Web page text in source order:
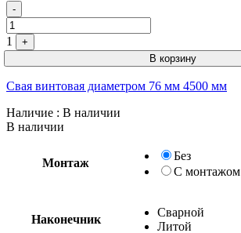
-
1
+
В корзину
Свая винтовая диаметром 76 мм 4500 мм
Наличие : В наличии
В наличии
Монтаж
Без
С монтажом
Наконечник
Сварной